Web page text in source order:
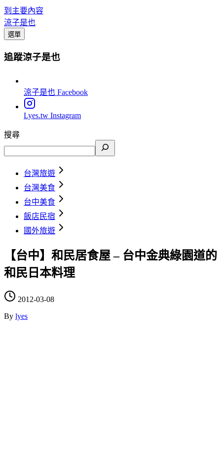
到主要內容
涼子是也
選單
追蹤涼子是也
涼子是也 Facebook
Lyes.tw Instagram
搜尋
台灣旅遊
台灣美食
台中美食
飯店民宿
國外旅遊
【台中】和民居食屋 – 台中金典綠園道的
和民日本料理
2012-03-08
By lyes